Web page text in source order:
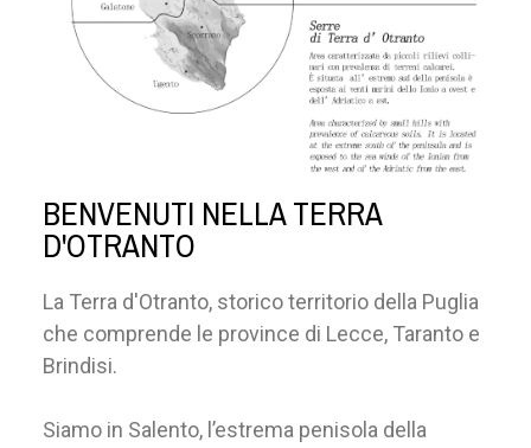
BENVENUTI NELLA TERRA
D'OTRANTO
La Terra d'Otranto, storico territorio della Puglia
che comprende le province di Lecce, Taranto e
Brindisi.
Siamo in Salento, l’estrema penisola della